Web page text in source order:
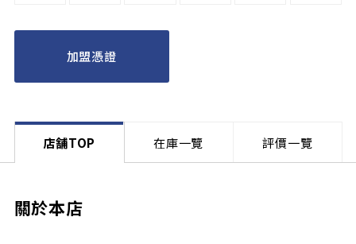
加盟憑證
店舗TOP 在庫一覽 評價一覽
關於本店